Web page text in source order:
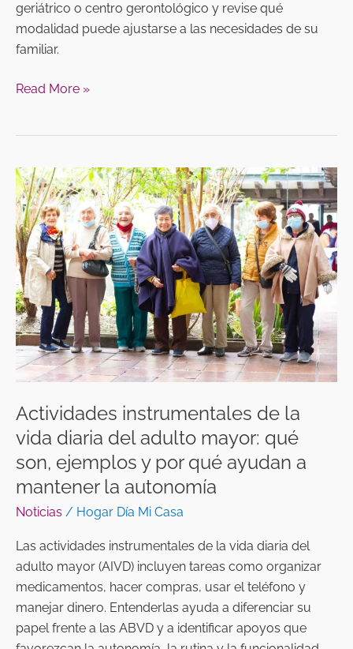
geriátrico o centro gerontológico y revise qué
modalidad puede ajustarse a las necesidades de su
familiar.
Read More »
Actividades instrumentales de la
vida diaria del adulto mayor: qué
son, ejemplos y por qué ayudan a
mantener la autonomía
Noticias / Hogar Día Mi Casa
Las actividades instrumentales de la vida diaria del
adulto mayor (AIVD) incluyen tareas como organizar
medicamentos, hacer compras, usar el teléfono y
manejar dinero. Entenderlas ayuda a diferenciar su
papel frente a las ABVD y a identificar apoyos que
Actividades
instrumentales
de
la
vida
diaria
del
adulto
mayor:
qué
son,
ejemplos
y
por
qué
ayudan
a
la
autonomía